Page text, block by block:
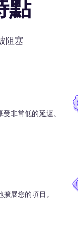
點
阻塞
非常低的延遲。
展您的項目。